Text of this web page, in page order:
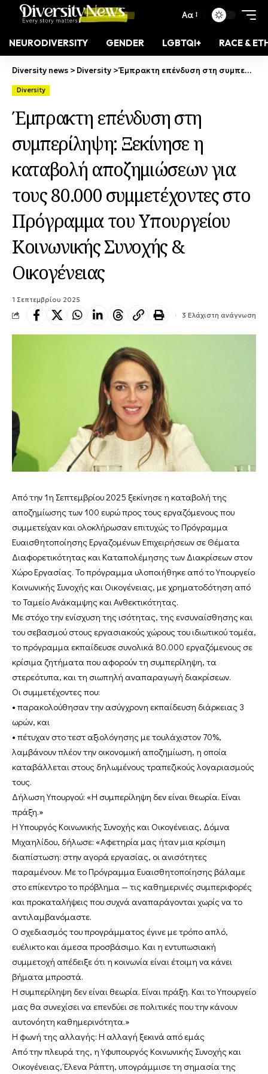
Αα
NEURODIVERSITY GENDER LGBTQI+ RACE &
Diversity news > Diversity >Έμπρακτη επένδυση στη συμπερίληψη: Ξεκίνησε η καταβολή αποζημιώσεων για τους 80.000 συμμετέχοντες στο Πρόγραμμα του Υπουργείου Κοινωνικής Συνοχής & Οικογένειας
Diversity
Έμπρακτη επένδυση στη
συμπερίληψη: Ξεκίνησε η
καταβολή αποζημιώσεων για
τους 80.000 συμμετέχοντες στο
Πρόγραμμα του Υπουργείου
Κοινωνικής Συνοχής &
Οικογένειας
1 Σεπτεμβρίου 2025
3 Ελάχιστη ανάγνωση
Από την 1η Σεπτεμβρίου 2025 ξεκίνησε η καταβολή της
αποζημίωσης των 100 ευρώ προς τους εργαζόμενους που
συμμετείχαν και ολοκλήρωσαν επιτυχώς το Πρόγραμμα
Ευαισθητοποίησης Εργαζομένων Επιχειρήσεων σε Θέματα
Διαφορετικότητας και Καταπολέμησης των Διακρίσεων στον
Χώρο Εργασίας. Το πρόγραμμα υλοποιήθηκε από το Υπουργείο
Κοινωνικής Συνοχής και Οικογένειας, με χρηματοδότηση από
το Ταμείο Ανάκαμψης και Ανθεκτικότητας.
Με στόχο την ενίσχυση της ισότητας, της ενσυναίσθησης και
του σεβασμού στους εργασιακούς χώρους του ιδιωτικού τομέα,
το πρόγραμμα εκπαίδευσε συνολικά 80.000 εργαζόμενους σε
κρίσιμα ζητήματα που αφορούν τη συμπερίληψη, τα
στερεότυπα, και τη σιωπηλή αναπαραγωγή διακρίσεων.
Οι συμμετέχοντες που:
• παρακολούθησαν την ασύγχρονη εκπαίδευση διάρκειας 3
ωρών, και
• πέτυχαν στο τεστ αξιολόγησης με τουλάχιστον 70%,
λαμβάνουν πλέον την οικονομική αποζημίωση, η οποία
καταβάλλεται στους δηλωμένους τραπεζικούς λογαριασμούς
τους.
Δήλωση Υπουργού: «Η συμπερίληψη δεν είναι θεωρία. Είναι
πράξη.»
Η Υπουργός Κοινωνικής Συνοχής και Οικογένειας, Δόμνα
Μιχαηλίδου, δήλωσε: «Αφετηρία μας ήταν μια κρίσιμη
διαπίστωση: στην αγορά εργασίας, οι ανισότητες
παραμένουν. Με το Πρόγραμμα Ευαισθητοποίησης βάλαμε
στο επίκεντρο το πρόβλημα — τις καθημερινές συμπεριφορές
και προκαταλήψεις που συχνά αναπαράγονται χωρίς να το
αντιλαμβανόμαστε.
Ο σχεδιασμός του προγράμματος έγινε με τρόπο απλό,
ευέλικτο και άμεσα προσβάσιμο. Και η εντυπωσιακή
συμμετοχή απέδειξε ότι η κοινωνία είναι έτοιμη να κάνει
βήματα μπροστά.
Η συμπερίληψη δεν είναι θεωρία. Είναι πράξη. Και το Υπουργείο
μας θα συνεχίσει να επενδύει σε πολιτικές που την κάνουν
αυτονόητη καθημερινότητα.»
Η φωνή της αλλαγής: Η αλλαγή ξεκινά από εμάς
Από την πλευρά της, η Υφυπουργός Κοινωνικής Συνοχής και
Οικογένειας, Έλενα Ράπτη, υπογράμμισε τη σημασία της